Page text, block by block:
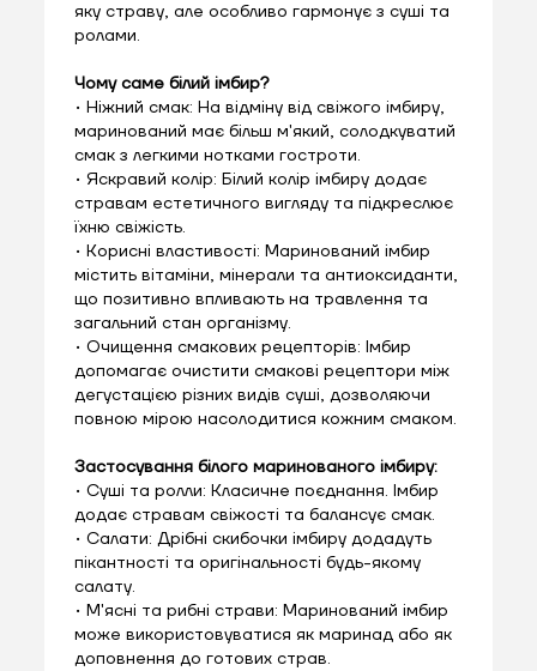
яку страву, але особливо гармонує з суші та
ролами.
Чому саме білий імбир?
• Ніжний смак: На відміну від свіжого імбиру,
маринований має більш м'який, солодкуватий
смак з легкими нотками гостроти.
• Яскравий колір: Білий колір імбиру додає
стравам естетичного вигляду та підкреслює
їхню свіжість.
• Корисні властивості: Маринований імбир
містить вітаміни, мінерали та антиоксиданти,
що позитивно впливають на травлення та
загальний стан організму.
• Очищення смакових рецепторів: Імбир
допомагає очистити смакові рецептори між
дегустацією різних видів суші, дозволяючи
повною мірою насолодитися кожним смаком.
Застосування білого маринованого імбиру:
• Суші та ролли: Класичне поєднання. Імбир
додає стравам свіжості та балансує смак.
• Салати: Дрібні скибочки імбиру додадуть
пікантності та оригінальності будь-якому
салату.
• М'ясні та рибні страви: Маринований імбир
може використовуватися як маринад або як
доповнення до готових страв.